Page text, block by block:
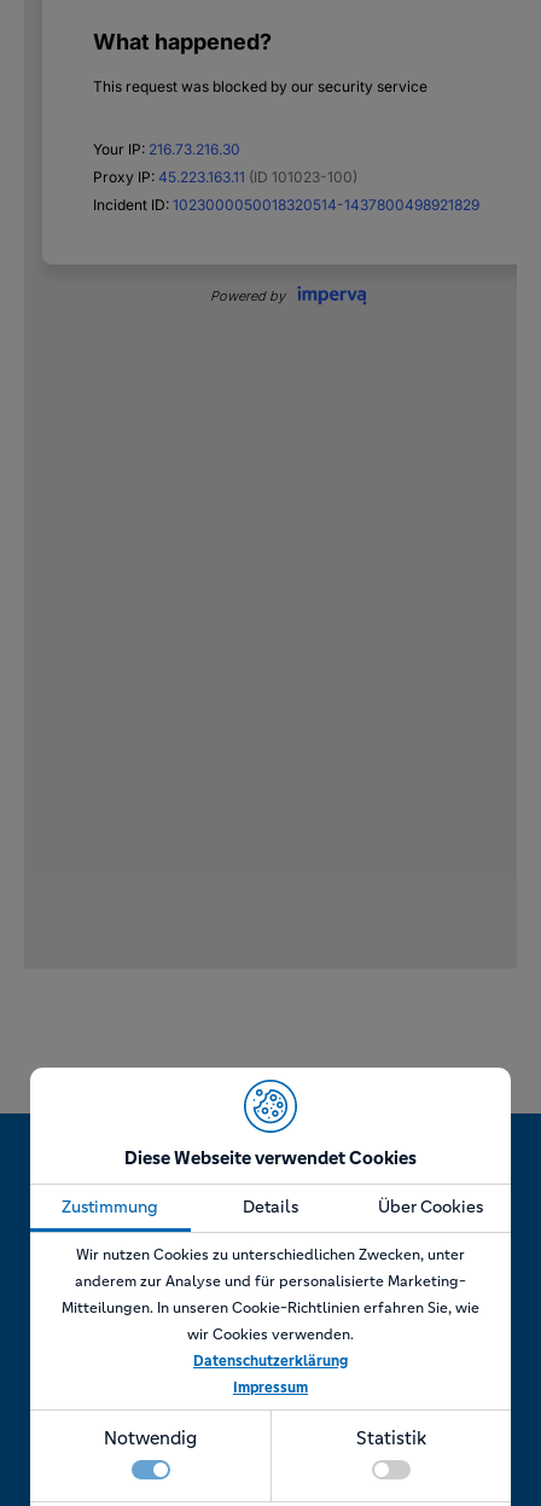
Diese Webseite verwendet Cookies
Zustimmung Details Über Cookies
Wir nutzen Cookies zu unterschiedlichen Zwecken, unter
anderem zur Analyse und für personalisierte Marketing-
Mitteilungen. In unseren Cookie-Richtlinien erfahren Sie, wie
wir Cookies verwenden.
Datenschutzerklärung
Impressum
Notwendig Statistik
Jetzt Termin vereinbaren!
Telefonisch
+49 7841 69 11880